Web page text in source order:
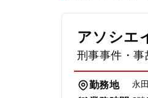
アソシエ
刑事事件・事
勤務地 永